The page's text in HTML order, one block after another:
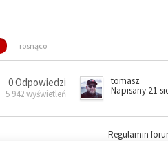
rosnąco
0 Odpowiedzi
5 942 wyświetleń
tomasz
Napisany 21
Regulamin